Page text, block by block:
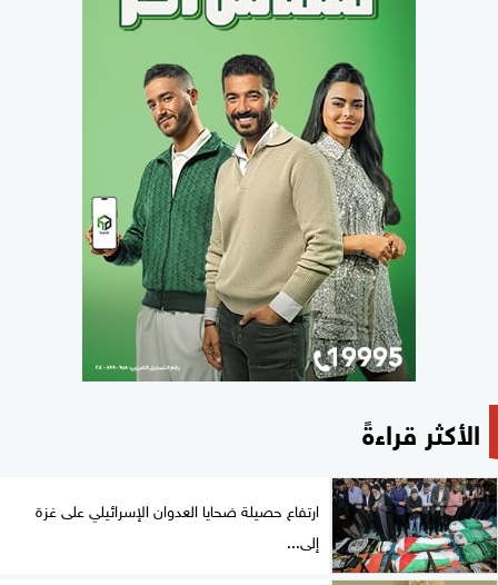
الأكثر قراءةً
ارتفاع حصيلة ضحايا العدوان الإسرائيلي على غزة
إلى...